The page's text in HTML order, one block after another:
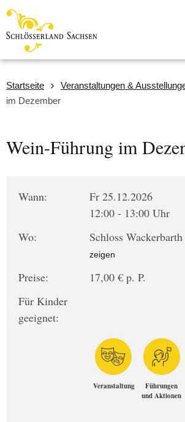
Startseite Veranstaltungen &
im Dezember
Wein-Führung im
Wann:
Fr 25.12.2026
12:00 - 13:00 Uhr
Wo:
Schloss Wackerbarth
zeigen
Preise:
17,00 € p. P.
Für Kinder
geeignet:
Veranstaltung
Führungen
und Aktionen